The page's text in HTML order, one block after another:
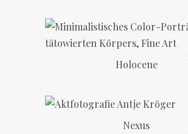
Holocene
Nexus